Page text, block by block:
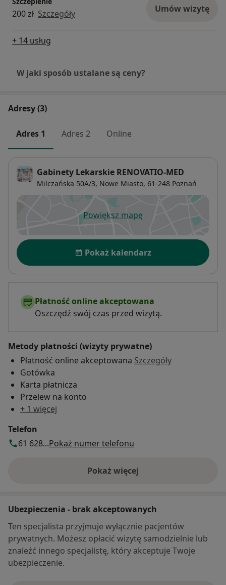
200 zł Szczegóły Umów wizytę
+ 14 usług
W jaki sposób ustalane są ceny?
Adresy (3)
Adres 1 Adres 2 Online
Gabinety Lekarskie RENOVATIO-MED
Milczańska 50A/3, Nowe Miasto, 61-248 Poznań
Powiększ mapęotwiera się w nowej karcie
Dostępność
Pokaż kalendarz
Płatność online akceptowana
Oszczędź swój czas przed wizytą.
Metody płatności (wizyty prywatne)
Płatność online akceptowana Szczegóły
Gotówka
Karta płatnicza
Przelew na konto
+ 1 więcej
Telefon
61 628...Pokaż numer telefonu
Pokaż więcej
o adresie
Ubezpieczenia - brak akceptowanych
Ten specjalista przyjmuje wyłącznie pacjentów
prywatnych. Możesz opłacić wizytę samodzielnie lub
znaleźć innego specjalistę, który akceptuje Twoje
ubezpieczenie.